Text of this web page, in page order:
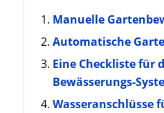
Manuelle
Automatische
Eine Checkliste für
Bewässerungs-
Wasseranschlüsse